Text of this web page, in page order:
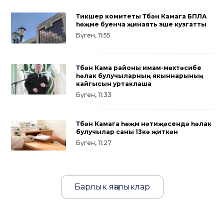
Тикшерү комитеты Түбән Камага БПЛА
һөҗүме буенча җинаять эше кузгатты
Бүген, 11:55
Түбән Кама районы имам-мөхтәсибе
һәлак булучыларның якыннарының
кайгысын уртаклаша
Бүген, 11:33
Түбән Камага һөҗүм нәтиҗәсендә һәлак
булучылар саны 13кә җиткән
Бүген, 11:27
Барлык яңалыклар